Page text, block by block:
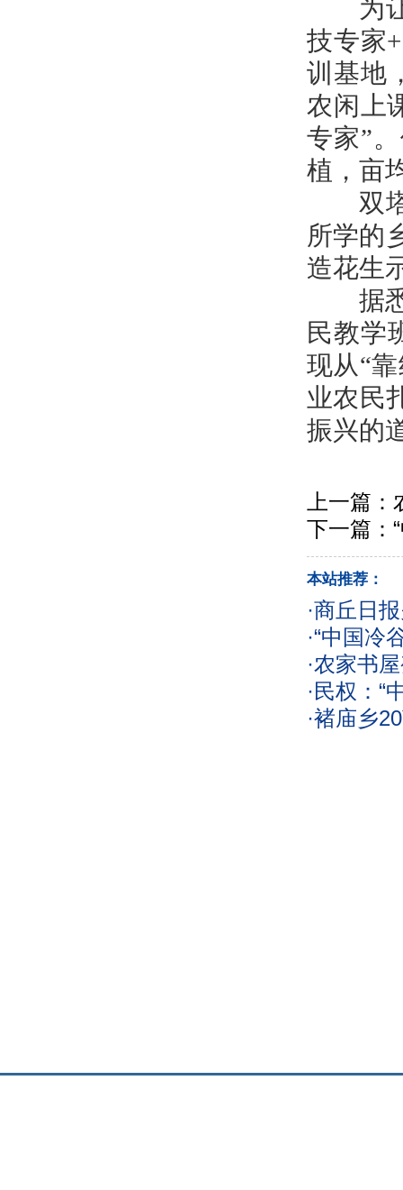
为让
技专家
训基地
农闲上
专家”
植，亩
双塔
所学的
造花生
据悉
民教学
现从“
业农民
振兴的
上一篇：
下一篇：
本站推荐：
·商丘日
·“中国冷
·农家书
·民权：“
·褚庙乡